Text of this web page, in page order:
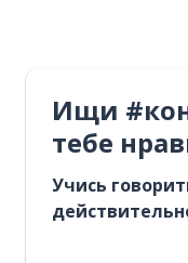
Ищи
тебе
Учись